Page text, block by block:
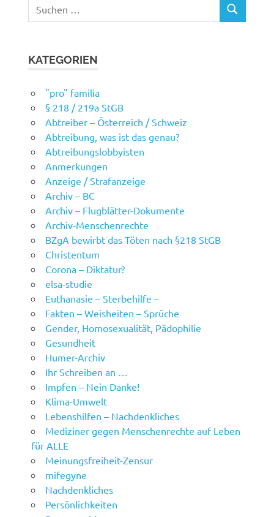
nach:
SUCHEN
KATEGORIEN
"pro" familia
§ 218 / 219a StGB
Abtreiber – Österreich / Schweiz
Abtreibung, was ist das genau?
Abtreibungslobbyisten
Anmerkungen
Anzeige / Strafanzeige
Archiv – BC
Archiv – Flugblätter-Dokumente
Archiv-Menschenrechte
BZgA bewirbt das Töten nach §218 StGB
Christentum
Corona – Diktatur?
elsa-studie
Euthanasie – Sterbehilfe –
Fakten – Weisheiten – Sprüche
Gender, Homosexualität, Pädophilie
Gesundheit
Humer-Archiv
Ihr Schreiben an …
Impfen – Nein Danke!
Klima-Umwelt
Lebenshilfen – Nachdenkliches
Mediziner gegen Menschenrechte auf Leben
für ALLE
Meinungsfreiheit-Zensur
mifegyne
Nachdenkliches
Persönlichkeiten